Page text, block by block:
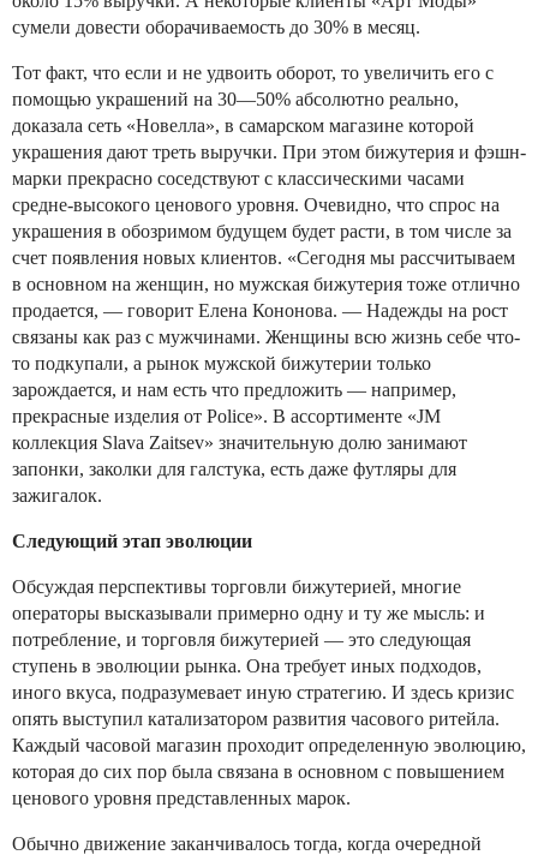
сумели довести оборачиваемость до 30% в месяц.
Тот факт, что если и не удвоить оборот, то увеличить его с
помощью украшений на 30—50% абсолютно реально,
доказала сеть «Новелла», в самарском магазине которой
украшения дают треть выручки. При этом бижутерия и фэшн-
марки прекрасно соседствуют с классическими часами
средне-высокого ценового уровня. Очевидно, что спрос на
украшения в обозримом будущем будет расти, в том числе за
счет появления новых клиентов. «Сегодня мы рассчитываем
в основном на женщин, но мужская бижутерия тоже отлично
продается, — говорит Елена Кононова. — Надежды на рост
связаны как раз с мужчинами. Женщины всю жизнь себе что-
то подкупали, а рынок мужской бижутерии только
зарождается, и нам есть что предложить — например,
прекрасные изделия от Police». В ассортименте «JM
коллекция Slava Zaitsev» значительную долю занимают
запонки, заколки для галстука, есть даже футляры для
зажигалок.
Следующий этап эволюции
Обсуждая перспективы торговли бижутерией, многие
операторы высказывали примерно одну и ту же мысль: и
потребление, и торговля бижутерией — это следующая
ступень в эволюции рынка. Она требует иных подходов,
иного вкуса, подразумевает иную стратегию. И здесь кризис
опять выступил катализатором развития часового ритейла.
Каждый часовой магазин проходит определенную эволюцию,
которая до сих пор была связана в основном с повышением
ценового уровня представленных марок.
Обычно движение заканчивалось тогда, когда очередной